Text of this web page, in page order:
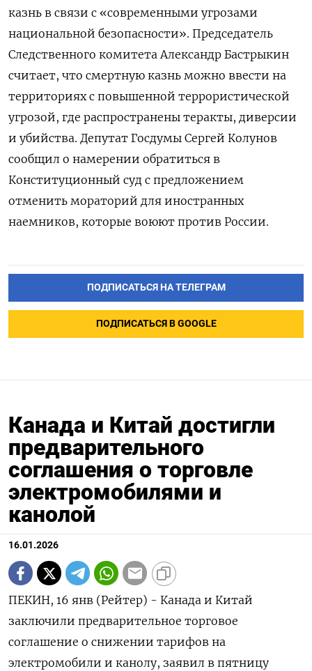
казнь в связи с «современными угрозами
национальной безопасности». Председатель
Следственного комитета Александр Бастрыкин
считает, что смертную казнь можно ввести на
территориях с повышенной террористической
угрозой, где распространены теракты, диверсии
и убийства. Депутат Госдумы Сергей Колунов
сообщил о намерении обратиться в
Конституционный суд с предложением
отменить мораторий для иностранных
наемников, которые воюют против России.
ПОДПИСАТЬСЯ НА ТЕЛЕГРАМ
ПОДПИСАТЬСЯ В GOOGLE
Канада и Китай достигли
предварительного
соглашения о торговле
электромобилями и
канолой
16.01.2026
ПЕКИН, 16 янв (Рейтер) - Канада и Китай
заключили предварительное торговое
соглашение о снижении тарифов на
электромобили и канолу, заявил в пятницу